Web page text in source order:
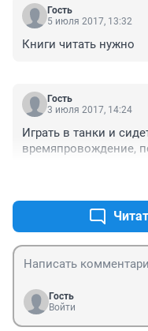
Гость
5 июля 2017, 13:32
Книги читать нужно
Гость
3 июля 2017, 14:24
Играть в танки и
времяпровождение,
Гость
Войти